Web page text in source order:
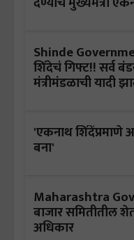
Shinde
शिंदेचं गिफ्ट!! सर्व
मंत्रीमंडळाची यादी
'एकनाथ शिंदेंप्रमाणे
बना'
Maharashtra
बाजार समितीतील
अधिकार